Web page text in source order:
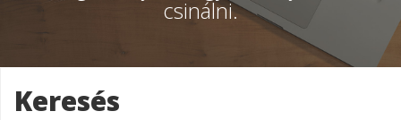
csinálni.
Keresés